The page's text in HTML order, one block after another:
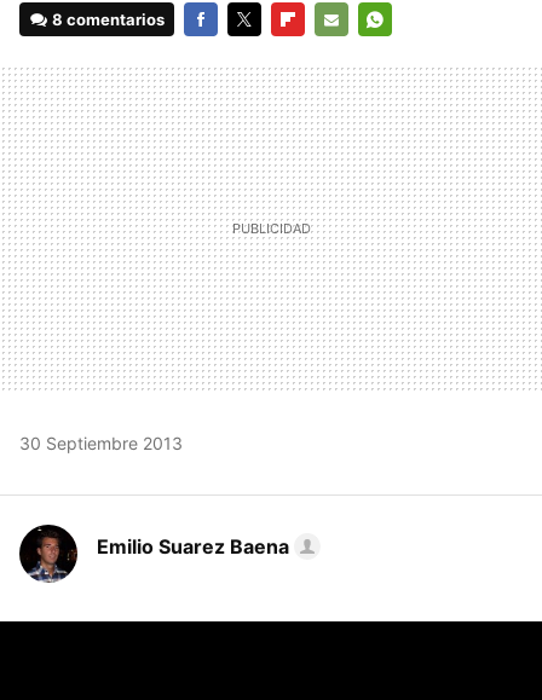
8 comentarios
MAIL
30 Septiembre 2013
Emilio Suarez Baena